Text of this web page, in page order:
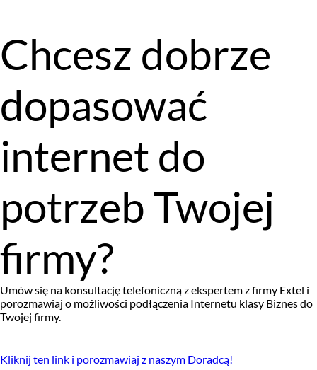
Chcesz dobrze
dopasować
internet do
potrzeb Twojej
firmy?
Umów się na konsultację telefoniczną z ekspertem z firmy Extel i
porozmawiaj o możliwości podłączenia Internetu klasy Biznes do
Twojej firmy.
Kliknij ten link i porozmawiaj z naszym Doradcą!